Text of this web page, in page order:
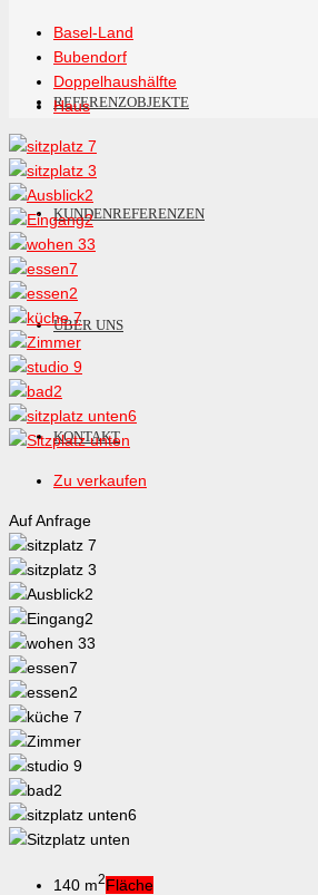
REFERENZOBJEKTE
KUNDENREFERENZEN
ÜBER UNS
KONTAKT
Basel-Land
Bubendorf
Doppelhaushälfte
Haus
Zu verkaufen
Auf Anfrage
140 m2Fläche